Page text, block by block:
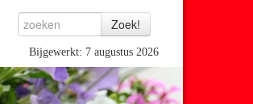
Bijgewerkt: 7 augustus 2026